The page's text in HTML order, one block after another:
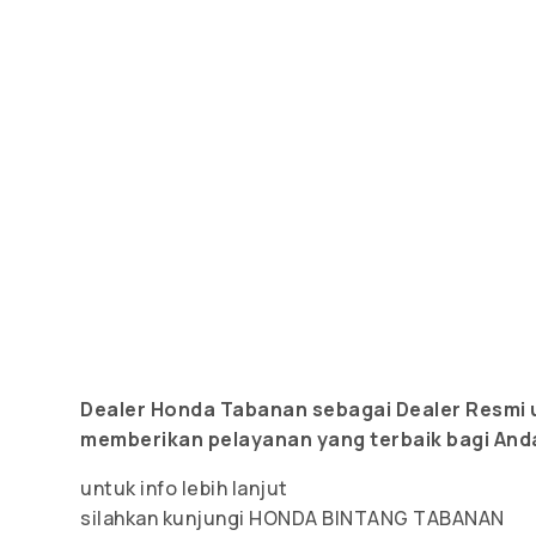
Dealer Honda Tabanan sebagai Dealer
memberikan pelayanan yang terbaik bagi
untuk info lebih lanjut
silahkan kunjungi HONDA BINTANG TABANAN